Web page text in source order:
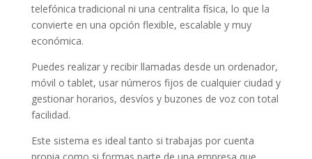
telefónica tradicional ni una centralita física, lo que la
convierte en una opción flexible, escalable y muy
económica.
Puedes realizar y recibir llamadas desde un ordenador,
móvil o tablet, usar números fijos de cualquier ciudad y
gestionar horarios, desvíos y buzones de voz con total
facilidad.
Este sistema es ideal tanto si trabajas por cuenta
propia como si formas parte de una empresa que